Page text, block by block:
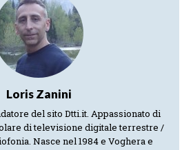
Loris Zanini
del sito Dtti.it. Appassionato di
di televisione digitale terrestre /
Nasce nel 1984 e Voghera e